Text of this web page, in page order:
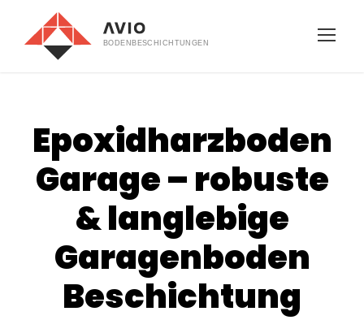
Epoxidharzboden
Garage – robuste
& langlebige
Garagenboden
Beschichtung